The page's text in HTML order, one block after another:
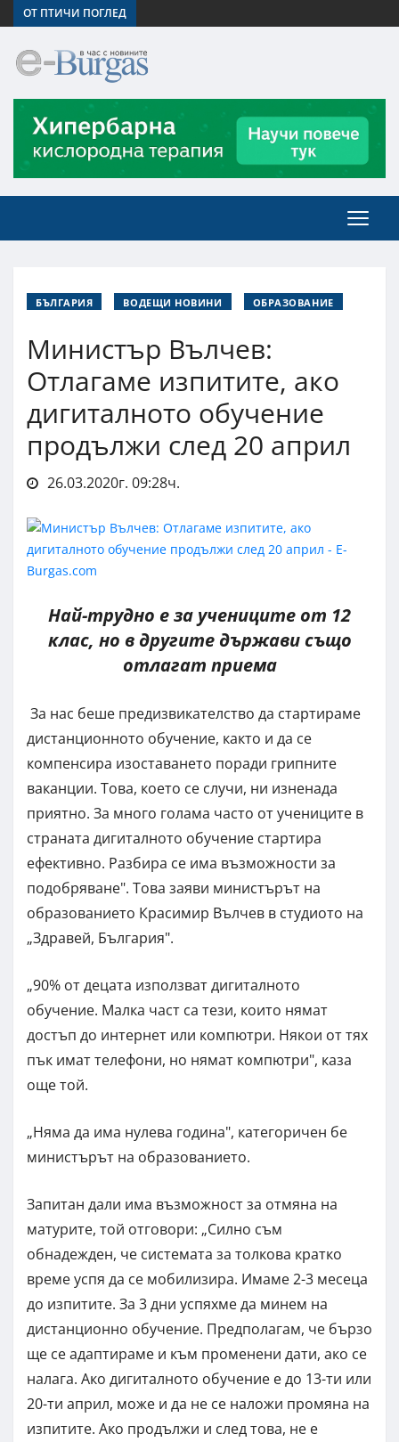
ОТ ПТИЧИ ПОГЛЕД
БЪЛГАРИЯ ВОДЕЩИ НОВИНИ ОБРАЗОВАНИЕ
Министър Вълчев:
Отлагаме изпитите, ако
дигиталното обучение
продължи след 20 април
26.03.2020г. 09:28ч.
Най-трудно е за учениците от 12
клас, но в другите държави също
отлагат приема
За нас беше предизвикателство да стартираме
дистанционното обучение, както и да се
компенсира изоставането поради грипните
ваканции. Това, което се случи, ни изненада
приятно. За много голама часто от учениците в
страната дигиталното обучение стартира
ефективно. Разбира се има възможности за
подобряване". Това заяви министърът на
образованието Красимир Вълчев в студиото на
„Здравей, България".
„90% от децата използват дигиталното
обучение. Малка част са тези, които нямат
достъп до интернет или компютри. Някои от тях
пък имат телефони, но нямат компютри", каза
още той.
„Няма да има нулева година", категоричен бе
министърът на образованието.
Запитан дали има възможност за отмяна на
матурите, той отговори: „Силно съм
обнадежден, че системата за толкова кратко
време успя да се мобилизира. Имаме 2-3 месеца
до изпитите. За 3 дни успяхме да минем на
дистанционно обучение. Предполагам, че бързо
ще се адаптираме и към променени дати, ако се
налага. Ако дигиталното обучение е до 13-ти или
20-ти април, може и да не се наложи промяна на
изпитите. Ако продължи и след това, не е